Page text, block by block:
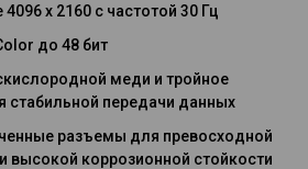
х 2160 с частотой 30 Гц
до 48 бит
меди и тройное
стабильной передачи данных
разъемы для превосходной
высокой коррозионной стойкости